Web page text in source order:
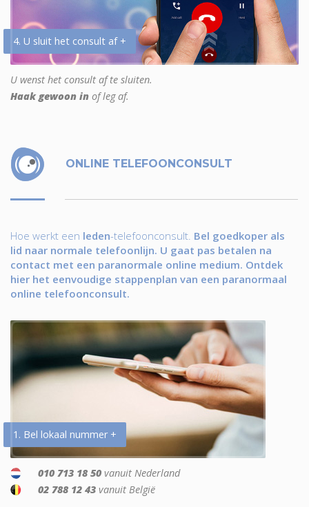
4. U sluit het consult af +
U wenst het consult af te sluiten.
Haak gewoon in of leg af.
ONLINE TELEFOONCONSULT
Hoe werkt een leden-telefoonconsult. Bel goedkoper als
lid naar normale telefoonlijn. U gaat pas betalen na
contact met een paranormale online medium. Ontdek
hier het eenvoudige stappenplan van een paranormaal
online telefoonconsult.
1. Bel lokaal nummer +
010 713 18 50 vanuit Nederland
02 788 12 43 vanuit België